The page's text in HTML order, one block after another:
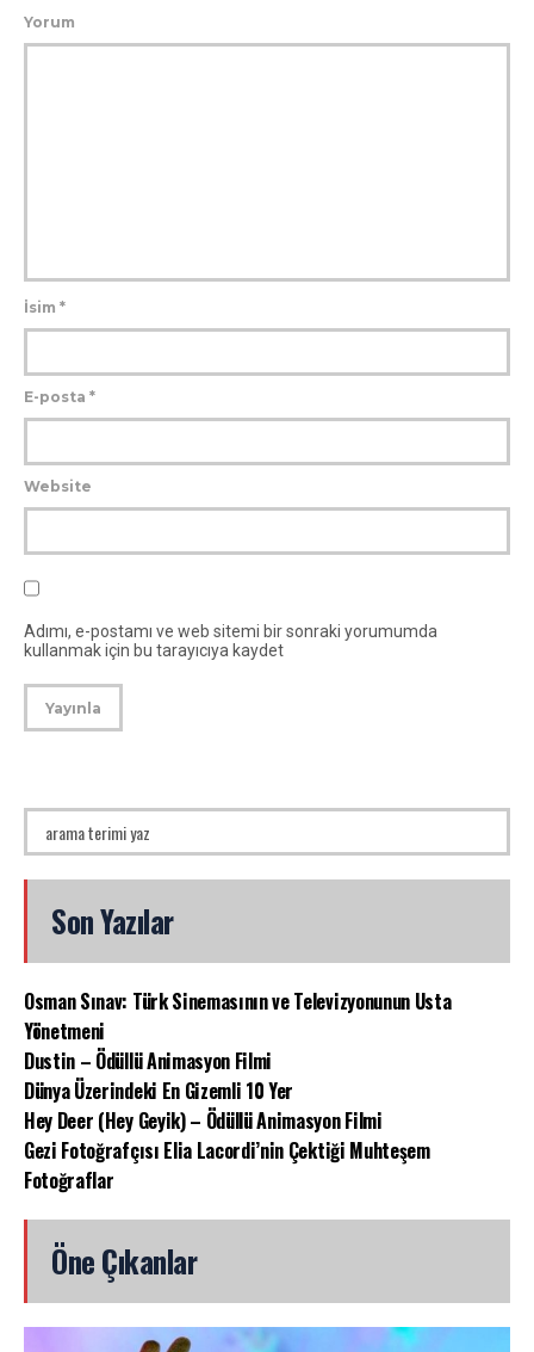
Yorum
İsim *
E-posta *
Website
Adımı, e-postamı ve web sitemi bir sonraki yorumumda
kullanmak için bu tarayıcıya kaydet
Son Yazılar
Osman Sınav: Türk Sinemasının ve Televizyonunun Usta
Yönetmeni
Dustin – Ödüllü Animasyon Filmi
Dünya Üzerindeki En Gizemli 10 Yer
Hey Deer (Hey Geyik) – Ödüllü Animasyon Filmi
Gezi Fotoğrafçısı Elia Lacordi’nin Çektiği Muhteşem
Fotoğraflar
Öne Çıkanlar